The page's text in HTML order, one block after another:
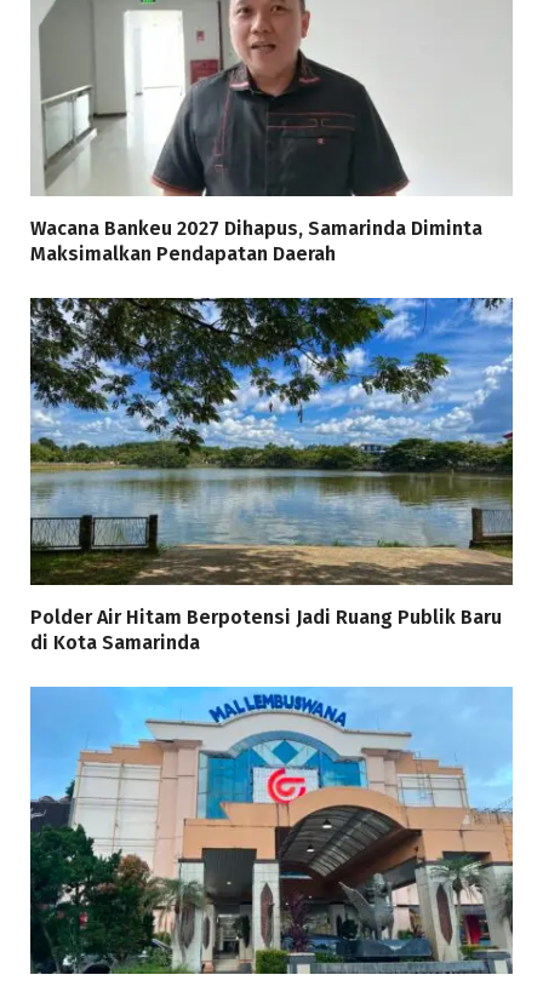
Wacana Bankeu 2027 Dihapus, Samarinda Diminta
Maksimalkan Pendapatan Daerah
Polder Air Hitam Berpotensi Jadi Ruang Publik Baru
di Kota Samarinda